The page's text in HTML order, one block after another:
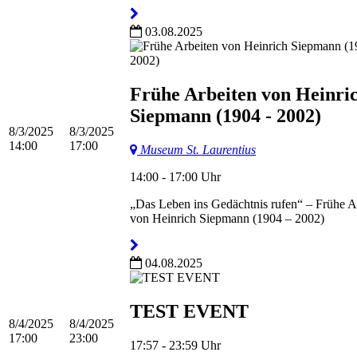
8/3/2025
14:00
8/3/2025
17:00
03.08.2025
Frühe Arbeiten von
Siepmann (1904 - 2002)
Museum St. Laurentius
14:00 - 17:00 Uhr
„Das Leben ins Gedächtnis rufen“ – Frühe
von Heinrich Siepmann (1904 – 2002)
8/4/2025
17:00
8/4/2025
23:00
04.08.2025
TEST EVENT
17:57 - 23:59 Uhr